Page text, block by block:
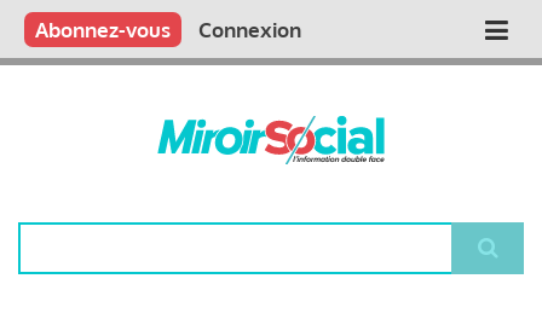
Aller
contenu
Main
Qui sommes nous ?
Vous publiez
Nous publions
Contactez-nous
Abonnez-vous Connexion